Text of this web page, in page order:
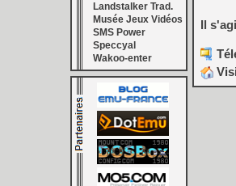
Landstalker Trad.
Musée Jeux Vidéos
SMS Power
Speccyal
Wakoo-enter
Il